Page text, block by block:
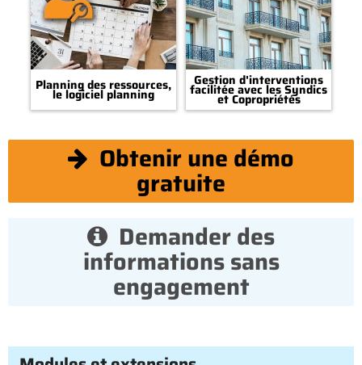
Planning des ressources,
le logiciel planning
Gestion d'interventions
facilitée avec les Syndics
et Copropriétés
Obtenir une démo
gratuite
Demander des
informations sans
engagement